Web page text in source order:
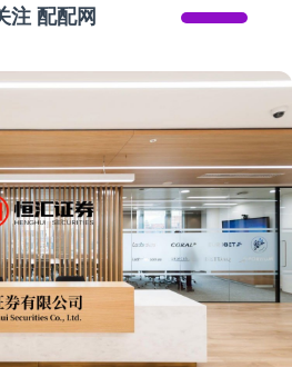
注 配配网